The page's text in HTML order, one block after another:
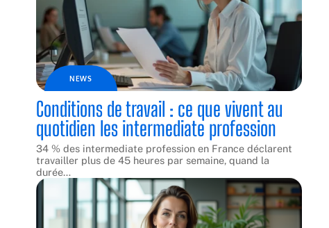
NEWS
Conditions de travail : ce que vivent au
quotidien les intermediate profession
34 % des intermediate profession en France déclarent
travailler plus de 45 heures par semaine, quand la
durée…